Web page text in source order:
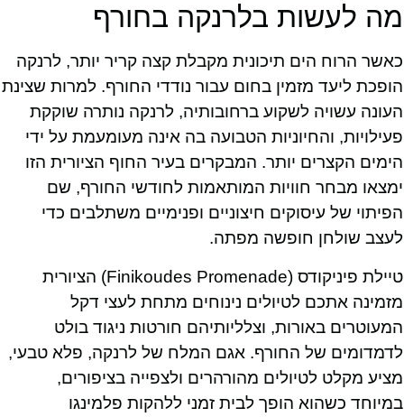
מה לעשות בלרנקה בחורף
כאשר הרוח הים תיכונית מקבלת קצה קריר יותר, לרנקה
הופכת ליעד מזמין בחום עבור נודדי החורף. למרות שצינת
העונה עשויה לשקוע ברחובותיה, לרנקה נותרה שוקקת
פעילויות, והחיוניות הטבועה בה אינה מעומעמת על ידי
הימים הקצרים יותר. המבקרים בעיר החוף הציורית הזו
ימצאו מבחר חוויות המותאמות לחודשי החורף, שם
הפיתוי של עיסוקים חיצוניים ופנימיים משתלבים כדי
לעצב שולחן חופשה מפתה.
טיילת פיניקודס (Finikoudes Promenade) הציורית
מזמינה אתכם לטיולים נינוחים מתחת לעצי דקל
המעוטרים באורות, וצלליותיהם חורטות ניגוד בולט
לדמדומים של החורף. אגם המלח של לרנקה, פלא טבעי,
מציע מקלט לטיולים מהורהרים ולצפייה בציפורים,
במיוחד כשהוא הופך לבית זמני ללהקות פלמינגו